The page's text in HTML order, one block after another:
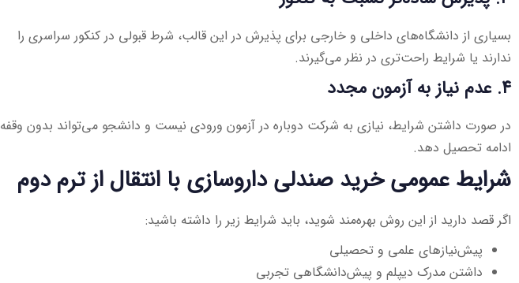
بسیاری از دانشگاه‌های داخلی و خارجی برای پذیرش در این قالب، شرط قبولی در کنکور سراسری را
ندارند یا شرایط راحت‌تری در نظر می‌گیرند.
۴. عدم نیاز به آزمون مجدد
در صورت داشتن شرایط، نیازی به شرکت دوباره در آزمون ورودی نیست و دانشجو می‌تواند بدون وقفه
ادامه تحصیل دهد.
شرایط عمومی خرید صندلی داروسازی با انتقال از ترم دوم
اگر قصد دارید از این روش بهره‌مند شوید، باید شرایط زیر را داشته باشید:
پیش‌نیازهای علمی و تحصیلی
داشتن مدرک دیپلم و پیش‌دانشگاهی تجربی